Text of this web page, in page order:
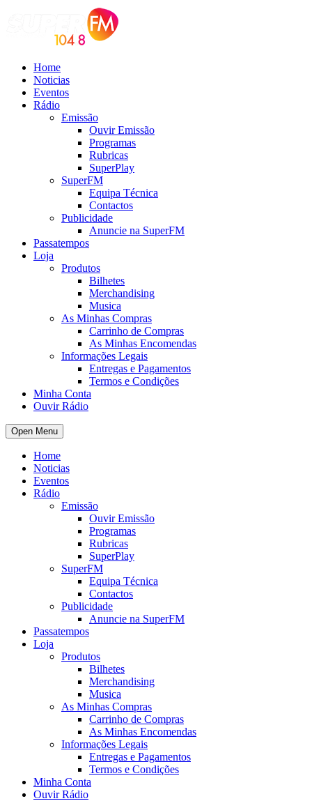
Home
Noticias
Eventos
Rádio
Emissão
Ouvir Emissão
Programas
Rubricas
SuperPlay
SuperFM
Equipa Técnica
Contactos
Publicidade
Anuncie na SuperFM
Passatempos
Loja
Produtos
Bilhetes
Merchandising
Musica
As Minhas Compras
Carrinho de Compras
As Minhas Encomendas
Informações Legais
Entregas e Pagamentos
Termos e Condições
Minha Conta
Ouvir Rádio
Open Menu
Home
Noticias
Eventos
Rádio
Emissão
Ouvir Emissão
Programas
Rubricas
SuperPlay
SuperFM
Equipa Técnica
Contactos
Publicidade
Anuncie na SuperFM
Passatempos
Loja
Produtos
Bilhetes
Merchandising
Musica
As Minhas Compras
Carrinho de Compras
As Minhas Encomendas
Informações Legais
Entregas e Pagamentos
Termos e Condições
Minha Conta
Ouvir Rádio